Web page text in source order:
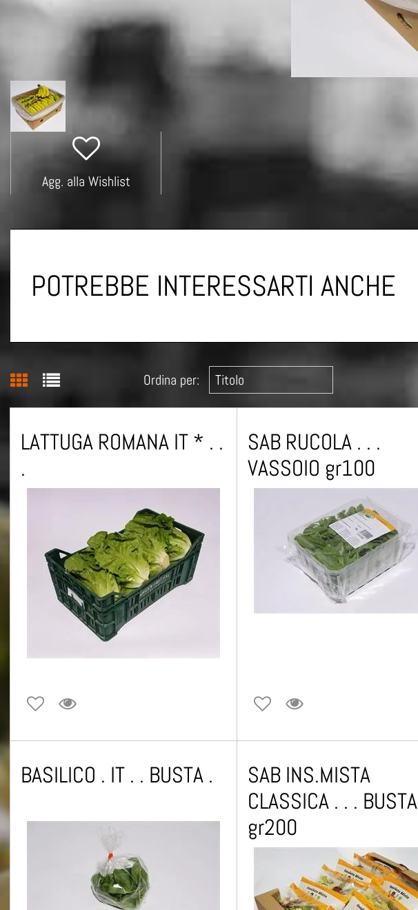
Agg. alla Wishlist
POTREBBE INTERESSARTI ANCHE
Ordina per:
LATTUGA ROMANA IT * . .
.
SAB RUCOLA . . .
VASSOIO gr100
BASILICO . IT . . BUSTA .
SAB INS.MISTA
CLASSICA . . . BUSTA
gr200